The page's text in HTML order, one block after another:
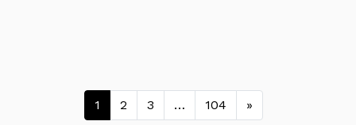
Navegación de entradas
1 2 3 … 104 »